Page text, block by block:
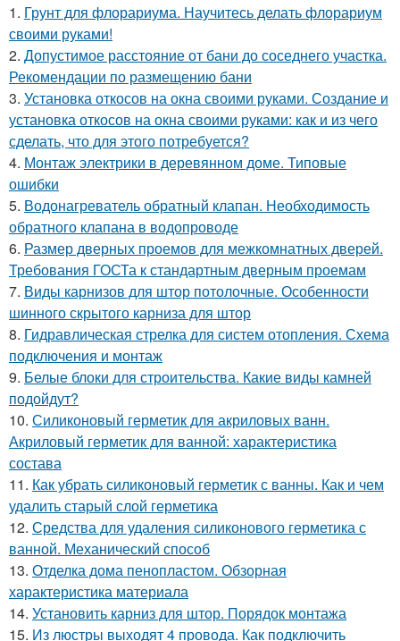
1. Грунт для флорариума. Научитесь делать флорариум
своими руками!
2. Допустимое расстояние от бани до соседнего участка.
Рекомендации по размещению бани
3. Установка откосов на окна своими руками. Создание и
установка откосов на окна своими руками: как и из чего
сделать, что для этого потребуется?
4. Монтаж электрики в деревянном доме. Типовые
ошибки
5. Водонагреватель обратный клапан. Необходимость
обратного клапана в водопроводе
6. Размер дверных проемов для межкомнатных дверей.
Требования ГОСТа к стандартным дверным проемам
7. Виды карнизов для штор потолочные. Особенности
шинного скрытого карниза для штор
8. Гидравлическая стрелка для систем отопления. Схема
подключения и монтаж
9. Белые блоки для строительства. Какие виды камней
подойдут?
10. Силиконовый герметик для акриловых ванн.
Акриловый герметик для ванной: характеристика
состава
11. Как убрать силиконовый герметик с ванны. Как и чем
удалить старый слой герметика
12. Средства для удаления силиконового герметика с
ванной. Механический способ
13. Отделка дома пенопластом. Обзорная
характеристика материала
14. Установить карниз для штор. Порядок монтажа
15. Из люстры выходят 4 провода. Как подключить